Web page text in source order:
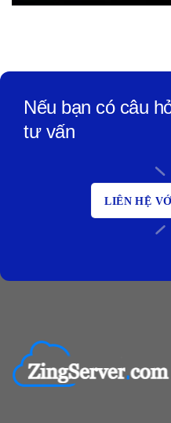
Nếu bạn có câu
tư vấn
LIÊN HỆ